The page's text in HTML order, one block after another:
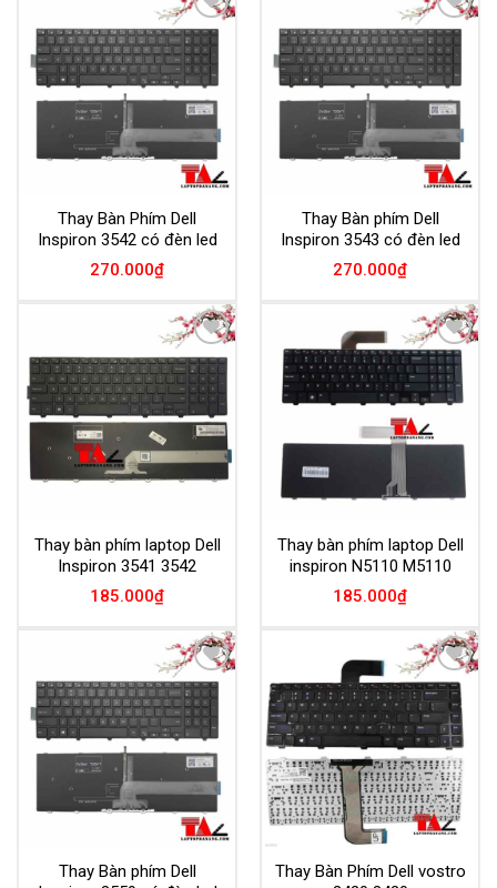
Add to
Wishlist
Thay Bàn Phím Dell
Inspiron 3542 có đèn led
270.000₫
Add to
Wishlist
Thay Bàn phím Dell
Inspiron 3543 có đèn led
270.000₫
Add to
Wishlist
Thay bàn phím laptop Dell
Inspiron 3541 3542
185.000₫
Add to
Wishlist
Thay bàn phím laptop Dell
inspiron N5110 M5110
185.000₫
Add to
Wishlist
Thay Bàn phím Dell
Add to
Wishlist
Thay Bàn Phím Dell vostro